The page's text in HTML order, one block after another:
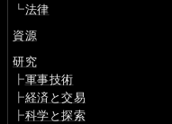
┗法律
資源
研究
┣軍事技術
┣経済と交易
┣科学と探索